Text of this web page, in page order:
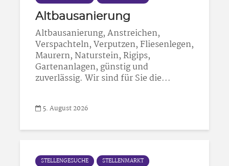
Altbausanierung
Altbausanierung, Anstreichen,
Verspachteln, Verputzen, Fliesenlegen,
Maurern, Naturstein, Rigips,
Gartenanlagen, günstig und
zuverlässig. Wir sind für Sie die...
5. August 2026
STELLENGESUCHE STELLENMARKT